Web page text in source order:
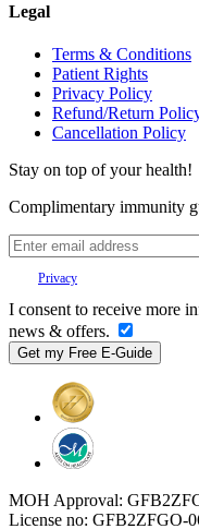
Legal
Terms & Conditions
Patient Rights
Privacy Policy
Refund/Return
Cancellation Policy
Stay on top of your health!
Complimentary immunity
Privacy
I consent to receive more
news & offers.
MOH Approval:
License no: GFB2ZFGO-